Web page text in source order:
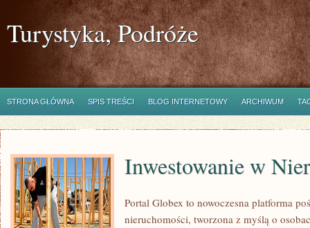
Turystyka, Podróże
STRONA GŁÓWNA SPIS TREŚCI BLOG INTERNETOWY ARCHIWUM
Inwestowanie w
Portal Globex to nowoczesna platforma
nieruchomości, tworzona z myślą o